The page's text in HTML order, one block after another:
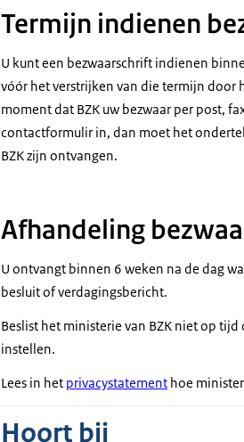
Termijn indienen
U kunt een bezwaarschrift indienen
vóór het verstrijken van die termijn door
moment dat BZK uw bezwaar per post,
contactformulir in, dan moet het
BZK zijn ontvangen.
Afhandeling
U ontvangt binnen 6 weken na de dag
besluit of verdagingsbericht.
Beslist het ministerie van BZK niet op
instellen.
Lees in het privacystatement hoe
Hoort bij